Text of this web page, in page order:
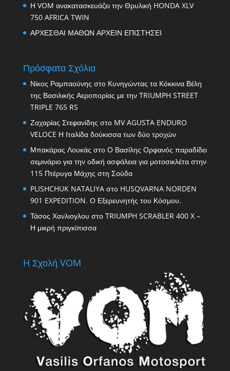
Η VOM ανακατασκευάζει την Θρυλική HONDA XLV
750 AFRICA TWIN
ΑΡΧΕΣΘΑΙ ΜΑΘΩΝ ΑΡΧΕΙΝ ΕΠΙΣΤΗΣΕΙ
Πρόσφατα Σχόλια
Νίκος Ραμπαούνης στο Κυνηγώντας τα Κόκκινα Βέλη
της Βασιλικής Αεροπορίας με την TRIUMPH STREET
TRIPLE 765 RS
Ζαχαρίας Στεφανίδης στο MV AGUSTA ENDURO
VELOCE Η Ιταλίδα δούκισσα των δύο τροχών
Μπακάρας Λουκάς στο Ο Βασίλης Ορφανός παραδίδει
σεμινάριο για την οδική ασφάλεια για μοτοσικλέτα στην
115 Πτέρυγα Μάχης στη Σούδα
PLISHCHUK NATALIYAστο HUSQVARNA NORDEN
901 EXPEDITION. Ο Εξερευνητής του Κόσμου.
Τάσος Χανλιογλου στο TRIUMPH SCRABLER 400 X –
Η μικρή πριγκίπισσα
H Σχολή VOM